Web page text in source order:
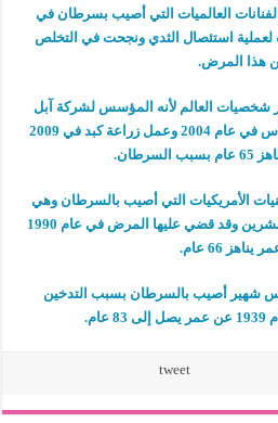
العالميات التي أصيب بسرطان في
خضعت لعملية استئصال الثدي ونجحت في التخلص
هذا المرض.
شخصيات العالم لأنه المؤسس لشركة آبل
وقد أصيب بسرطان في البنكرياس في عام 2004 وعمل زراعة كبد في 2009
الأمريكيات التي أصيب بالسرطان وهي
من أشهر الأصوات في القرن العشرين وقد قضي عليها المرض في عام 1990
66 عام.
شهير أصيب بالسرطان بسبب التدخين
tweet